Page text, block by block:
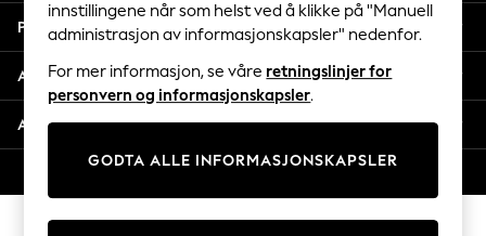
140 - 174cm
Trending: Top & Short Sets
Trending: Clogs
Toy Story
THE SET
Coats & Jackets
Sweatshirts & Hoodies
Knitwear
Personvern & Juridisk
Avdelinger
Andre tjenester
innstillingene når som helst ved å klikke på "Manuell
administrasjon av informasjonskapsler" nedenfor.
For mer informasjon, se våre retningslinjer for
personvern og informasjonskapsler.
GODTA ALLE INFORMASJONSKAPSLER